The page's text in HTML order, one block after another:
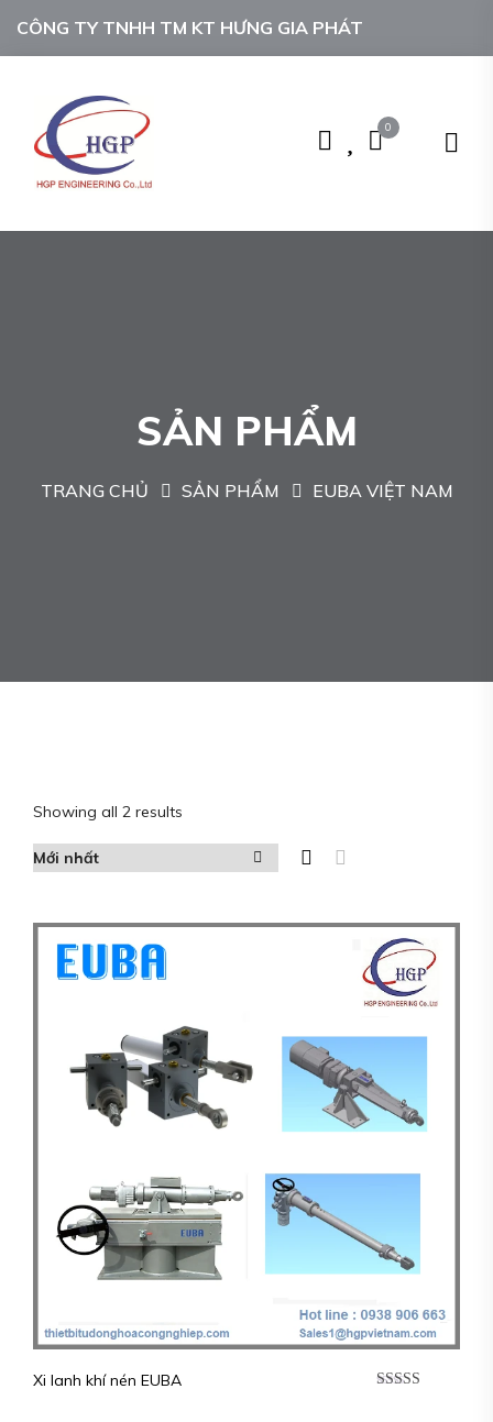
CÔNG TY TNHH TM KT HƯNG GIA PHÁT
0
SẢN PHẨM
TRANG CHỦ SẢN PHẨM EUBA VIỆT NAM
Showing all 2 results
Xi lanh khí nén EUBA